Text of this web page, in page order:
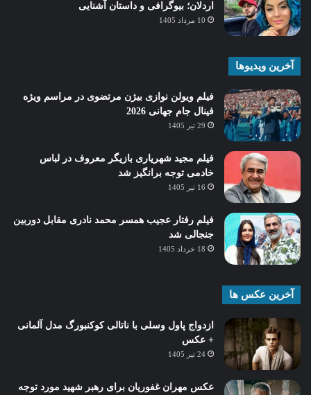
اردلان؛ بیوگرافی و داستان آشنایی
10 مرداد 1405
آخرین ویدیوها
فیلم ویولن نوازی بیژن مرتضوی در مراسم ویژه
فینال جام جهانی 2026
29 تیر 1405
فیلم مجید شهریاری بازیگر معروف در لباس
خادمی توجه برانگیز شد
16 تیر 1405
فیلم رفتار عجیب همسر محمد نادری مقابل دوربین
جنجالی شد
18 خرداد 1405
آخرین عکس ها
ازدواج پاول وسلی با ناتالی کوکنبورگ مدل آلمانی
+ عکس
24 تیر 1405
عکس مهران غفوریان برای رهبر شهید مورد توجه